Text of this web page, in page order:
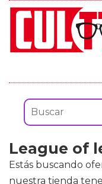
League of
Estás buscando
nuestra tienda